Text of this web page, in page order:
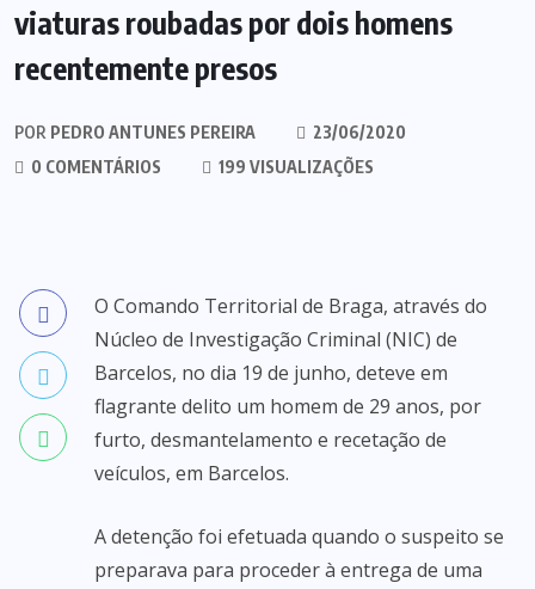
viaturas roubadas por dois homens
recentemente presos
POR PEDRO ANTUNES PEREIRA
23/06/2020
0 COMENTÁRIOS
199 VISUALIZAÇÕES
O Comando Territorial de Braga, através do
Núcleo de Investigação Criminal (NIC) de
Barcelos, no dia 19 de junho, deteve em
flagrante delito um homem de 29 anos, por
furto, desmantelamento e recetação de
veículos, em Barcelos.
A detenção foi efetuada quando o suspeito se
preparava para proceder à entrega de uma